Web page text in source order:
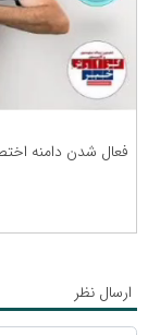
فعال شدن دامنه
ارسال نظر